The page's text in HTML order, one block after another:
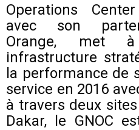
Operations
avec son
Orange, met
infrastructure
la performance de
service en 2016
à travers deux
Dakar, le GNOC